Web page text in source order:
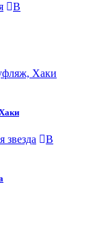
В
В